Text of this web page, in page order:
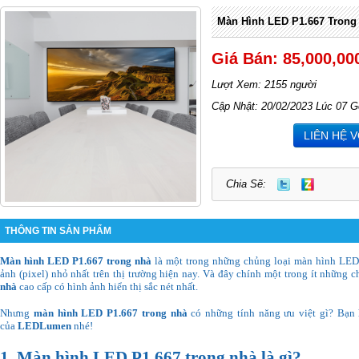
Màn Hình LED P1.667 Trong
Giá Bán:
Lượt Xem: 2155 người
Cập Nhật: 20/02/2023 Lúc 07
LIÊN HỆ
Chia Sẽ:
THÔNG TIN SẢN PHẨM
Màn hình LED P1.667 trong nhà là một trong những chủng loại màn hình
ảnh (pixel) nhỏ nhất trên thị trường hiện nay. Và đây chính một trong ít những
nhà cao cấp có hình ảnh hiển thị sắc nét nhất.
Nhưng màn hình LED P1.667 trong nhàcó những tính năng ưu việt gì? Bạn
của LEDLumen nhé!